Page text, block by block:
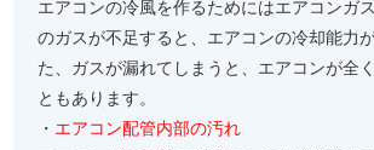
エアコンの冷風を作るためにはエアコンガ
のガスが不足すると、エアコンの冷却能力
た、ガスが漏れてしまうと、エアコンが全
ともあります。
・ エアコン配管内部の汚れ